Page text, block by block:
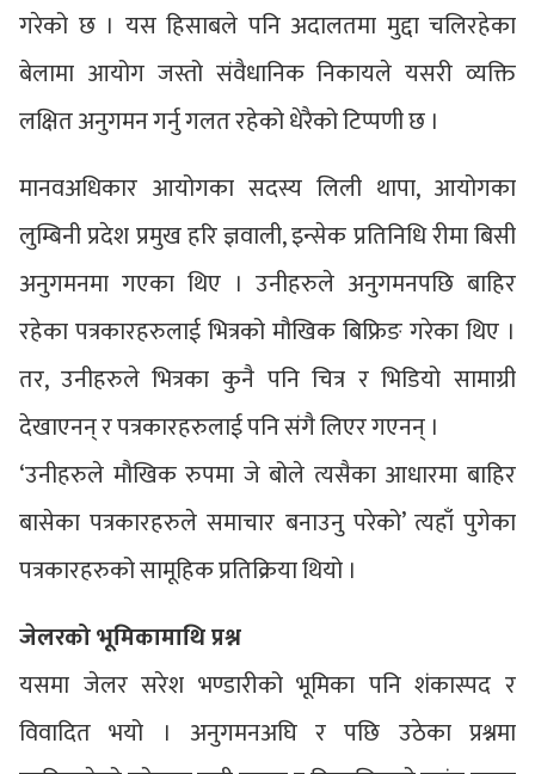
गरेको छ । यस हिसाबले पनि अदालतमा मुद्दा चलिरहेका
बेलामा आयोग जस्तो संवैधानिक निकायले यसरी व्यक्ति
लक्षित अनुगमन गर्नु गलत रहेको धेरैको टिप्पणी छ ।
मानवअधिकार आयोगका सदस्य लिली थापा, आयोगका
लुम्बिनी प्रदेश प्रमुख हरि ज्ञवाली, इन्सेक प्रतिनिधि रीमा बिसी
अनुगमनमा गएका थिए । उनीहरुले अनुगमनपछि बाहिर
रहेका पत्रकारहरुलाई भित्रको मौखिक बिफ्रिङ गरेका थिए ।
तर, उनीहरुले भित्रका कुनै पनि चित्र र भिडियो सामाग्री
देखाएनन् र पत्रकारहरुलाई पनि संगै लिएर गएनन् ।
‘उनीहरुले मौखिक रुपमा जे बोले त्यसैका आधारमा बाहिर
बासेका पत्रकारहरुले समाचार बनाउनु परेको’ त्यहाँ पुगेका
पत्रकारहरुको सामूहिक प्रतिक्रिया थियो ।
जेलरको भूमिकामाथि प्रश्न
यसमा जेलर सरेश भण्डारीको भूमिका पनि शंकास्पद र
विवादित भयो । अनुगमनअघि र पछि उठेका प्रश्नमा